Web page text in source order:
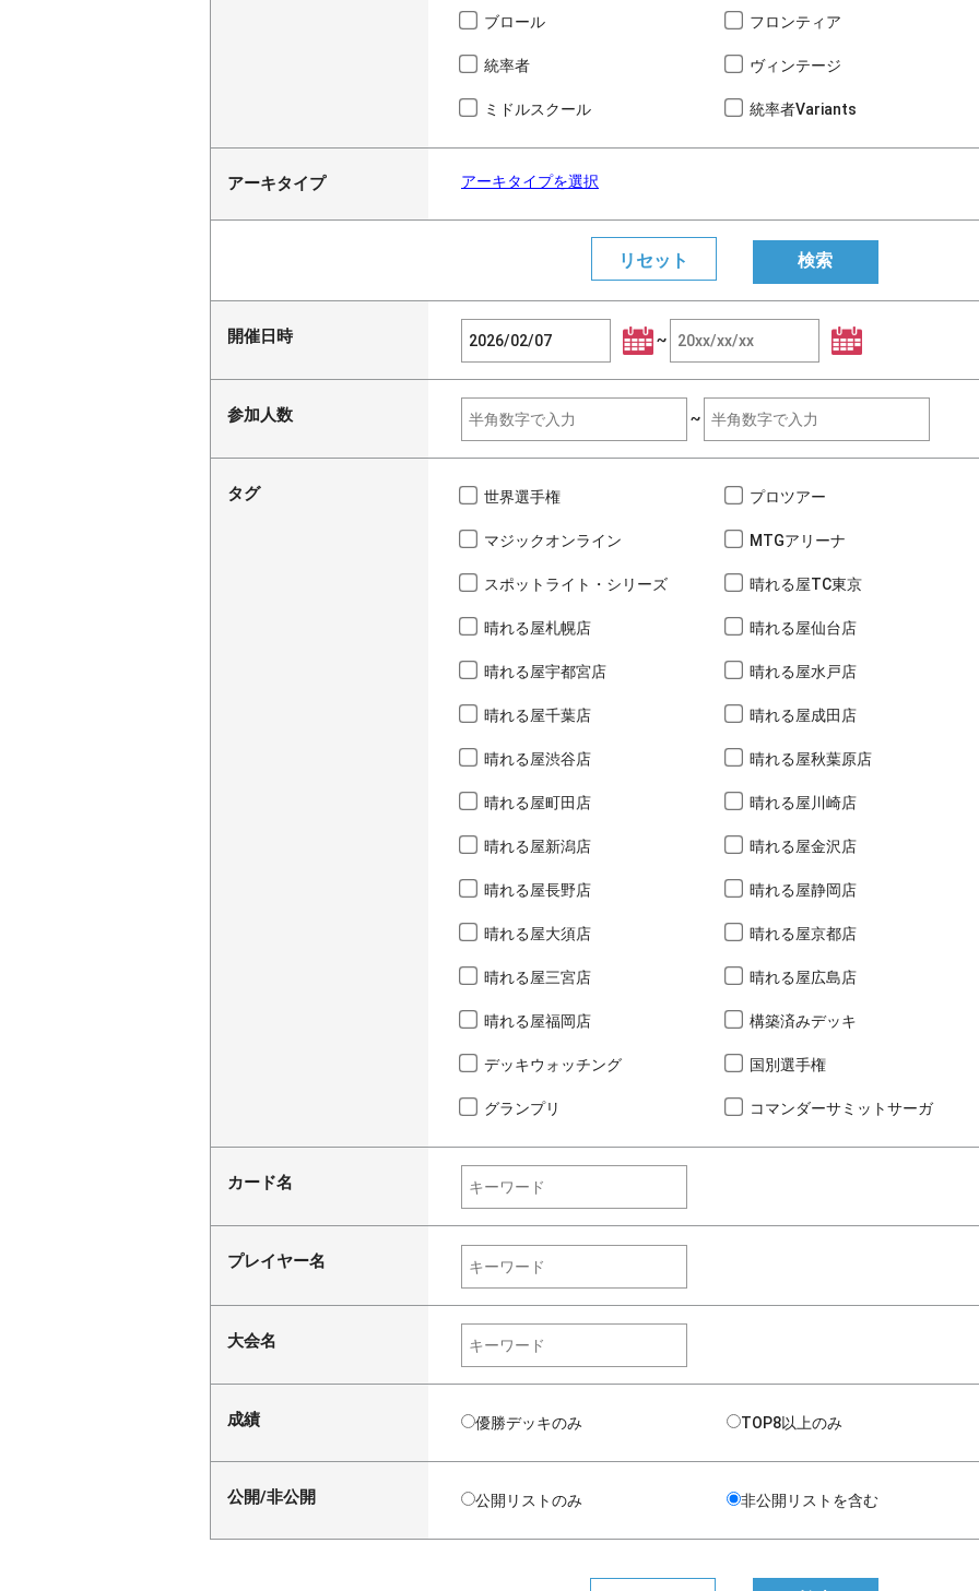
ブロール フロンティア
統率者 ヴィンテージ
ミドルスクール 統率者Variants
アーキタイプ アーキタイプを選択
開催日時 ~
参加人数 ~
タグ 世界選手権 プロツアー
マジックオンライン MTGアリーナ
スポットライト・シリーズ 晴れる屋TC東京
晴れる屋札幌店 晴れる屋仙台店
晴れる屋宇都宮店 晴れる屋水戸店
晴れる屋千葉店 晴れる屋成田店
晴れる屋渋谷店 晴れる屋秋葉原店
晴れる屋町田店 晴れる屋川崎店
晴れる屋新潟店 晴れる屋金沢店
晴れる屋長野店 晴れる屋静岡店
晴れる屋大須店 晴れる屋京都店
晴れる屋三宮店 晴れる屋広島店
晴れる屋福岡店 構築済みデッキ
デッキウォッチング 国別選手権
グランプリ コマンダーサミットサーガ
カード名
プレイヤー名
大会名
成績 優勝デッキのみ TOP8以上のみ
公開/非公開 公開リストのみ 非公開リストを含む